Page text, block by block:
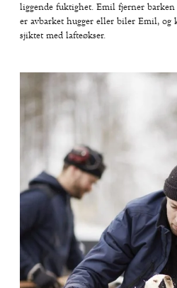
liggende fuktighet. Emil fjerner
er avbarket hugger eller biler Emil, og
sjiktet med lafteøkser.